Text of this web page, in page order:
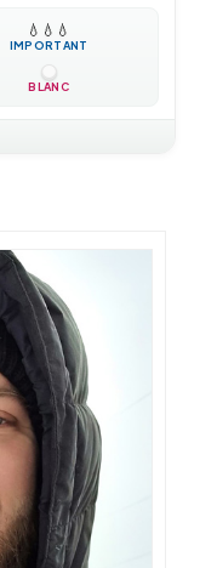
💧 💧 💧
IMPORTANT
BLANC